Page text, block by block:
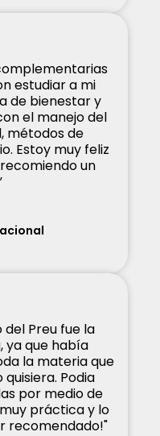
estudiar a mi
de bienestar y
el manejo del
métodos de
Estoy muy feliz
un
del Preu fue la
ya que había
la materia que
Podia
por medio de
práctica y lo
recomendado!"